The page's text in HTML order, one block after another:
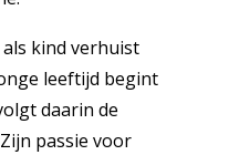
als kind verhuist
leeftijd begint
daarin de
passie voor